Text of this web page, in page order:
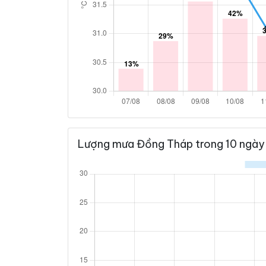
Lượng mưa Đồng Tháp trong 10